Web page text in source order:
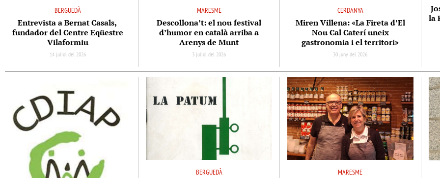
BERGUEDÀ
Entrevista a Bernat Casals,
fundador del Centre Eqüestre
Vilaformiu
14 juliol del 2026
MARESME
Descollona’t: el nou festival
d’humor en català arriba a
Arenys de Munt
3 juliol del 2026
CERDANYA
Miren Villena: «La Fireta d’El
Nou Cal Caterí uneix
gastronomia i el territori»
30 juny del 2026
la
BERGUEDÀ MARESME